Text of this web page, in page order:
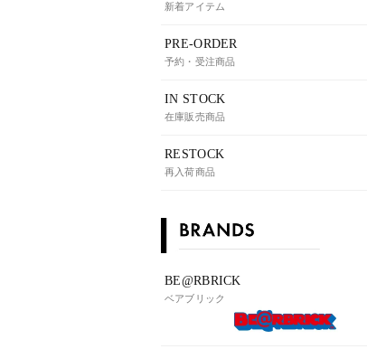
新着アイテム
PRE-ORDER
予約・受注商品
IN STOCK
在庫販売商品
RESTOCK
再入荷商品
BE@RBRICK
ベアブリック